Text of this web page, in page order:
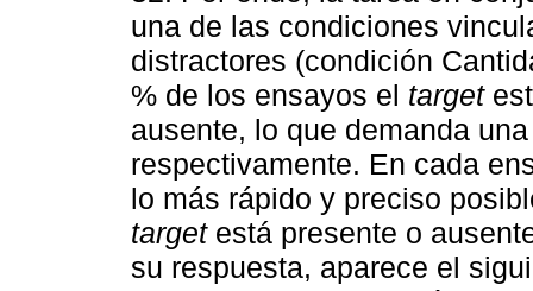
una de las condiciones
distractores (condición
% de los ensayos el target
ausente, lo que demanda
respectivamente. En cada
lo más rápido y preciso
targetestá presente o
su respuesta, aparece el